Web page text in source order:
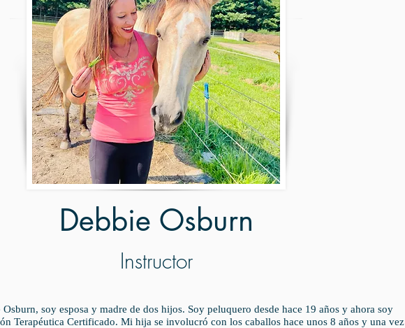
Debbie Osburn
Instructor
soy esposa y madre de dos hijos. Soy peluquero desde hace 19 años y ahora soy
Terapéutica Certificado. Mi hija se involucró con los caballos hace unos 8 años y una vez